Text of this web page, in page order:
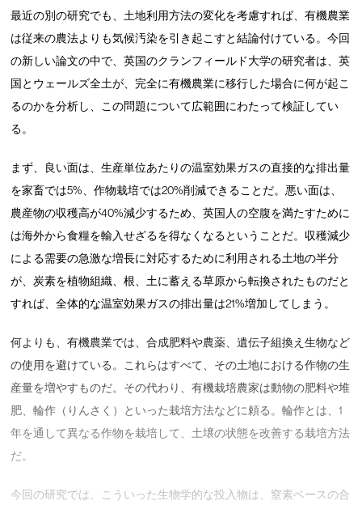
最近の別の研究でも、土地利用方法の変化を考慮すれば、有機農業
は従来の農法よりも気候汚染を引き起こすと結論付けている。今回
の新しい論文の中で、英国のクランフィールド大学の研究者は、英
国とウェールズ全土が、完全に有機農業に移行した場合に何が起こ
るのかを分析し、この問題について広範囲にわたって検証してい
る。
まず、良い面は、生産単位あたりの温室効果ガスの直接的な排出量
を家畜では5%、作物栽培では20%削減できることだ。悪い面は、
農産物の収穫高が40%減少するため、英国人の空腹を満たすために
は海外から食糧を輸入せざるを得なくなるということだ。収穫減少
による需要の急激な増長に対応するために利用される土地の半分
が、炭素を植物組織、根、土に蓄える草原から転換されたものだと
すれば、全体的な温室効果ガスの排出量は21%増加してしまう。
何よりも、有機農業では、合成肥料や農薬、遺伝子組換え生物など
の使用を避けている。これらはすべて、その土地における作物の生
産量を増やすものだ。その代わり、有機栽培農家は動物の肥料や堆
肥、輪作（りんさく）といった栽培方法などに頼る。輪作とは、1
年を通して異なる作物を栽培して、土壌の状態を改善する栽培方法
だ。
今回の研究では、こういった生物学的な投入物は、窒素ベースの合